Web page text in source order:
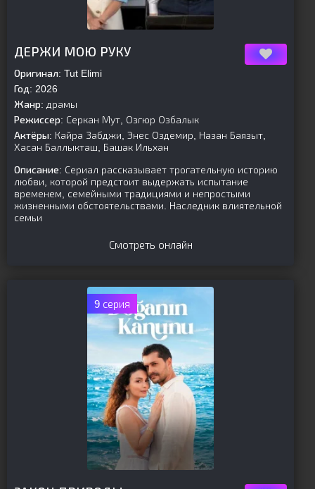
ДЕРЖИ МОЮ РУКУ
Оригинал: Tut Elimi
Год: 2026
Жанр: драмы
Режиссер: Серкан Мут, Озгюр Озбалык
Актёры: Кайра Забджи, Энес Оздемир, Назан Баязыт,
Хасан Баллыкташ, Башак Ильхан
Описание: Сериал рассказывает трогательную историю
любви, которой предстоит выдержать испытание
временем, семейными традициями и непростыми
жизненными обстоятельствами. Наследник влиятельной
семьи
Смотреть онлайн
9 серия